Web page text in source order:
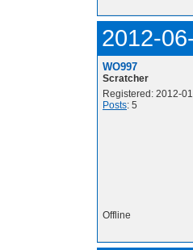
2012-
WO997
Scratcher
Registered: 2012-
Posts: 5
Offline